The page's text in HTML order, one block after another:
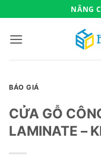
qua
nội
NÂNG
BÁO GIÁ
CỬA GỖ
LAMINATE –